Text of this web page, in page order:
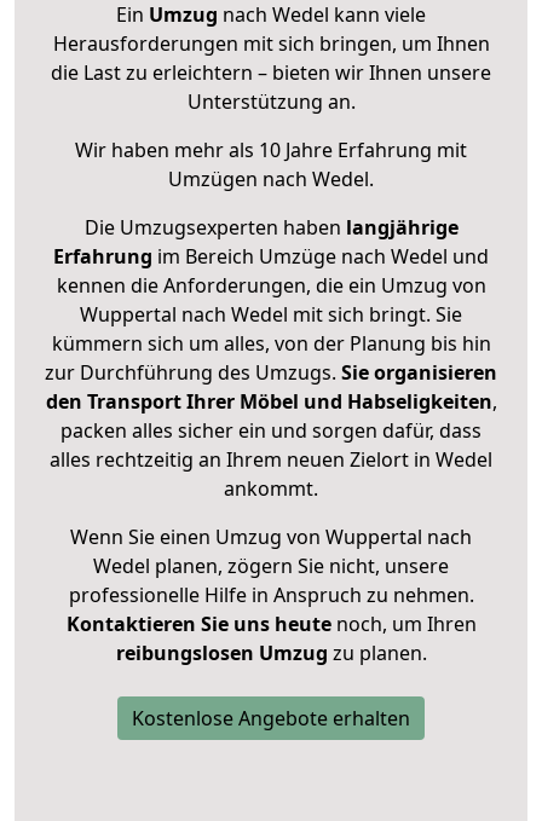
Ein Umzug nach Wedel kann viele
Herausforderungen mit sich bringen, um Ihnen
die Last zu erleichtern – bieten wir Ihnen unsere
Unterstützung an.
Wir haben mehr als 10 Jahre Erfahrung mit
Umzügen nach Wedel.
Die Umzugsexperten haben langjährige
Erfahrung im Bereich Umzüge nach Wedel und
kennen die Anforderungen, die ein Umzug von
Wuppertal nach Wedel mit sich bringt. Sie
kümmern sich um alles, von der Planung bis hin
zur Durchführung des Umzugs. Sie organisieren
den Transport Ihrer Möbel und Habseligkeiten,
packen alles sicher ein und sorgen dafür, dass
alles rechtzeitig an Ihrem neuen Zielort in Wedel
ankommt.
Wenn Sie einen Umzug von Wuppertal nach
Wedel planen, zögern Sie nicht, unsere
professionelle Hilfe in Anspruch zu nehmen.
Kontaktieren Sie uns heutenoch, um Ihren
reibungslosen Umzug zu planen.
Kostenlose Angebote erhalten